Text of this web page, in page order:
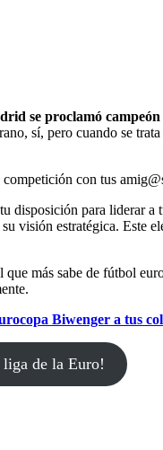
se proclamó campeón
sí, pero cuando se trata
con tus
disposición para liderar
visión estratégica. Este
más sabe de fútbol
Biwenger a tus
liga de la Euro!